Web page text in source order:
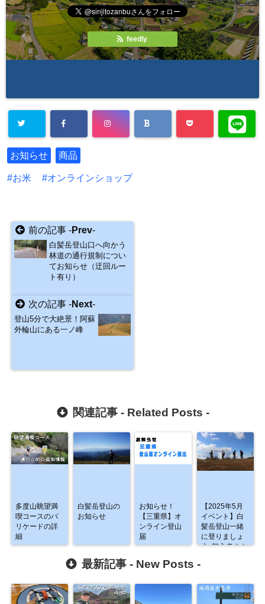
feedly
お知らせ 商品
お米 オンラインショップ
前の記事 -Prev-
白髪岳登山口へ向かう
林道の通行規制につい
てお知らせ（迂回ルー
ト有り）
次の記事 -Next-
登山5分で大絶景！阿蘇
外輪山にある一ノ峰
関連記事 - Related Posts -
多度山眺望満
喫コースのバ
リケードの詳
細
白髪岳登山の
お知らせ
お知らせ！
【三重県】オ
ンライン登山
届
【2025年5月
イベント】白
髪岳登山一緒
に登りましょ
う♪初心者さん
最新記事 - New Posts -